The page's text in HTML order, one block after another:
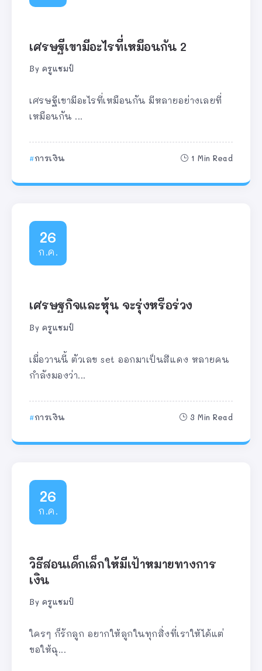
เศรษฐีเขามีอะไรที่เหมือนกัน 2
By ครูแชมป์
เศรษฐีเขามีอะไรที่เหมือนกัน มีหลายอย่างเลยที่
เหมือนกัน ...
การเงิน 1 Min Read
26
ก.ค.
เศรษฐกิจและหุ้น จะรุ่งหรือร่วง
By ครูแชมป์
เมื่อวานนี้ ตัวเลข set ออกมาเป็นสีแดง หลายคน
กำลังมองว่า...
การเงิน 3 Min Read
26
ก.ค.
วิธีสอนเด็กเล็กให้มีเป้าหมายทางการ
เงิน
By ครูแชมป์
ใครๆ ก็รักลูก อยากให้ลูกในทุกสิ่งที่เราให้ได้แต่
ขอให้ฉุ...